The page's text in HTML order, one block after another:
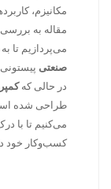
مکانیزم،
مقاله به
می‌پردازیم تا
صنعتی
در حالی که
طراحی شده
می‌کنیم تا با
کسب‌وکار خود